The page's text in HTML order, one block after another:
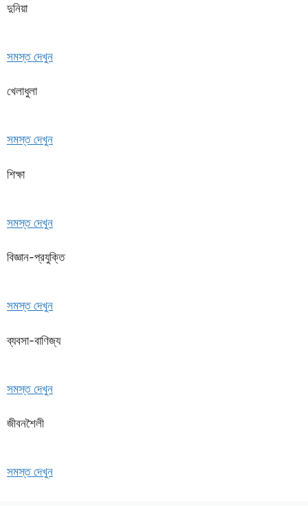
দুনিয়া
সমস্ত দেখুন
খেলাধুলা
সমস্ত দেখুন
শিক্ষা
সমস্ত দেখুন
বিজ্ঞান-প্রযুক্তি
সমস্ত দেখুন
ব্যবসা-বাণিজ্য
সমস্ত দেখুন
জীবনশৈলী
সমস্ত দেখুন